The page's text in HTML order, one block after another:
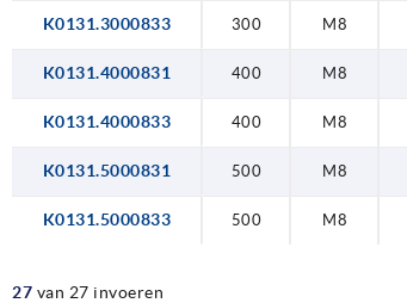
K0131.3000833 300 M8
K0131.4000831 400 M8
K0131.4000833 400 M8
K0131.5000831 500 M8
K0131.5000833 500 M8
27 van 27 invoeren